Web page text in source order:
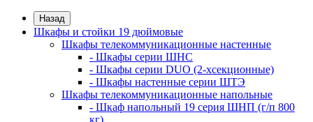
Назад
Шкафы и стойки 19 дюймовые
Шкафы телекоммуникационные настенные
- Шкафы серии ШНС
- Шкафы серии DUO (2-хсекционные)
- Шкафы настенные серии ШТЭ
Шкафы телекоммуникационные напольные
- Шкаф напольный 19 серия ШНП (г/п 800
кг)